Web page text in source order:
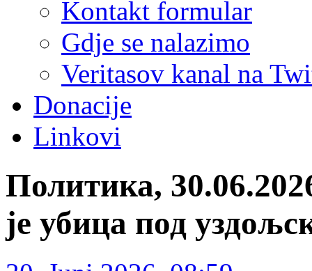
Kontakt formular
Gdje se nalazimo
Veritasov kanal na
Donacije
Linkovi
Политика,
је убица под